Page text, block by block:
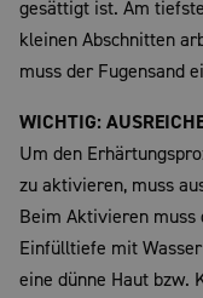
gesättigt ist. Am
kleinen Abschnitten
muss der Fugensand
WICHTIG:
Um den
zu aktivieren, muss
Beim Aktivieren muss
Einfülltiefe mit
eine dünne Haut bzw.